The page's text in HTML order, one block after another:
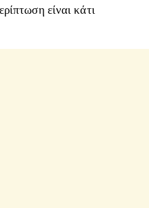
είναι κάτι